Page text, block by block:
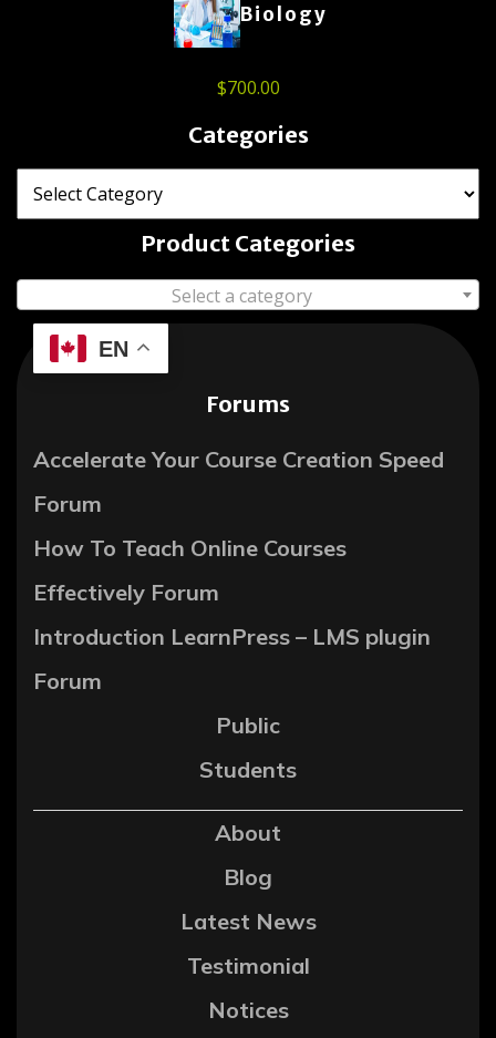
Biology
$700.00
Categories
Product Categories
Select a category
EN
Forums
Accelerate Your Course Creation Speed
Forum
How To Teach Online Courses
Effectively Forum
Introduction LearnPress – LMS plugin
Forum
Public
Students
About
Blog
Latest News
Testimonial
Notices